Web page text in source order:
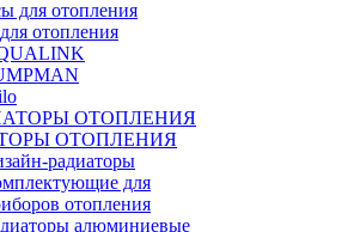
отопления
ОТОПЛЕНИЯ
радиаторы
для
отопления
алюминиевые